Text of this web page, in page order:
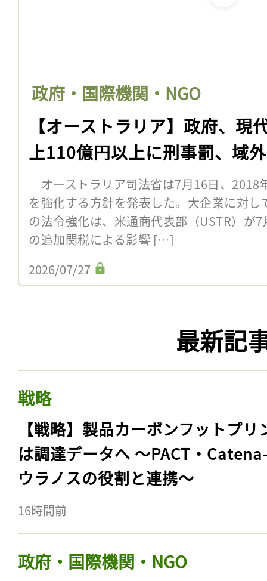
政府・国際機関・NGO
【オーストラリア】政府、現
上110億円以上に刑事罰、域
オーストラリア司法省は7月16日、2018
を強化する方針を発表した。大企業に対
最新記
戦略
【戦略】製品カーボンフットプリ
は調達データへ 〜PACT・
ウラノスの役割と連携〜